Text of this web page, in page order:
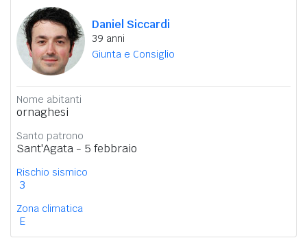
Daniel Siccardi
39 anni
Giunta e Consiglio
Nome abitanti
ornaghesi
Santo patrono
Sant'Agata - 5 febbraio
Rischio sismico
3
Zona climatica
E